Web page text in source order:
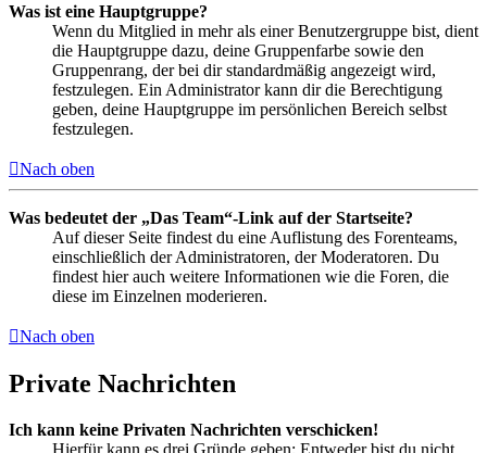
Was ist eine Hauptgruppe?
Wenn du Mitglied in mehr als einer Benutzergruppe bist, dient
die Hauptgruppe dazu, deine Gruppenfarbe sowie den
Gruppenrang, der bei dir standardmäßig angezeigt wird,
festzulegen. Ein Administrator kann dir die Berechtigung
geben, deine Hauptgruppe im persönlichen Bereich selbst
festzulegen.
Nach oben
Was bedeutet der „Das Team“-Link auf der Startseite?
Auf dieser Seite findest du eine Auflistung des Forenteams,
einschließlich der Administratoren, der Moderatoren. Du
findest hier auch weitere Informationen wie die Foren, die
diese im Einzelnen moderieren.
Nach oben
Private Nachrichten
Ich kann keine Privaten Nachrichten verschicken!
Hierfür kann es drei Gründe geben: Entweder bist du nicht